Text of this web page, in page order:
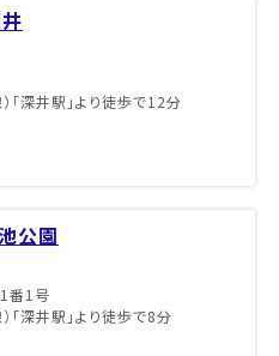
「深井駅」より徒歩で12分
公園
番1号
「深井駅」より徒歩で8分